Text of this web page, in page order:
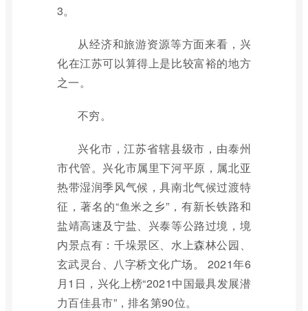
3。
从经济和旅游资源等方面来看，兴
化在江苏可以算得上是比较富裕的地方
之一。
不穷。
兴化市，江苏省辖县级市，由泰州
市代管。兴化市属里下河平原，属北亚
热带湿润季风气候，具南北气候过渡特
征，著名的“鱼米之乡”，有新长铁路和
盐靖高速及宁盐、兴泰等公路过境，境
内景点有：千垛景区、水上森林公园、
玄武灵台、八字桥文化广场。 2021年6
月1日，兴化上榜“2021中国最具发展潜
力百佳县市”，排名第90位。